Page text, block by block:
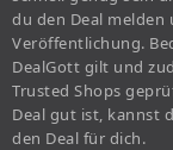
du den Deal
Veröffentlichung.
DealGott gilt und
Trusted Shops
Deal gut ist, kannst
den Deal für dich.